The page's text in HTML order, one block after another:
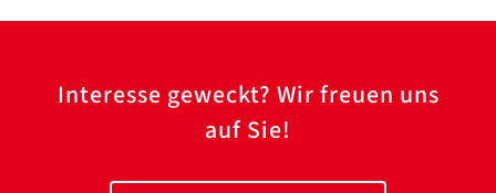
Interesse geweckt? Wir freuen uns
auf Sie!